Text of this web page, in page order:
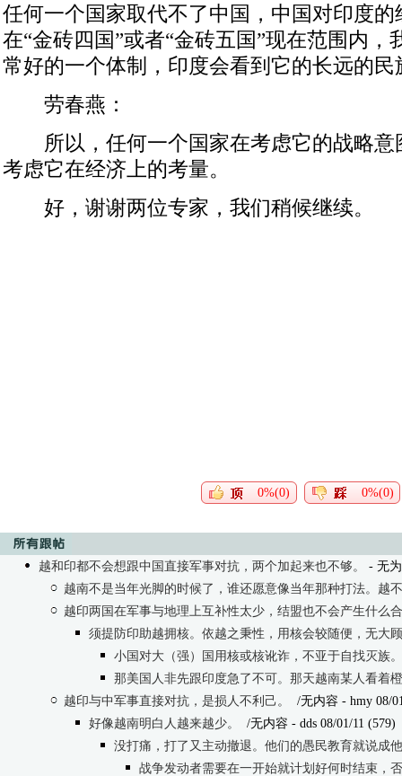
任何一个国家取代不了中国，中国对印度
在“金砖四国”或者“金砖五国”现在范围内，
常好的一个体制，印度会看到它的长远的
劳春燕：
所以，任何一个国家在考虑它的战略意
考虑它在经济上的考量。
好，谢谢两位专家，我们稍候继续。
0%(0) 0%(0)
越和印都不会想跟中国直接军事对抗，两个加起来也不够。
- 无
越南不是当年光脚的时候了，谁还愿意像当年那种打法。越
越印两国在军事与地理上互补性太少，结盟也不会产生什么
须提防印助越拥核。依越之秉性，用核会较随便，无大
小国对大（强）国用核或核讹诈，不亚于自找灭族。
那美国人非先跟印度急了不可。那天越南某人看着
越印与中军事直接对抗，是损人不利己。
/无内容 - hmy 08/
好像越南明白人越来越少。
/无内容 - dds 08/01/11 (579)
没打痛，打了又主动撤退。他们的愚民教育就说成
战争发动者需要在一开始就计划好何时结束，